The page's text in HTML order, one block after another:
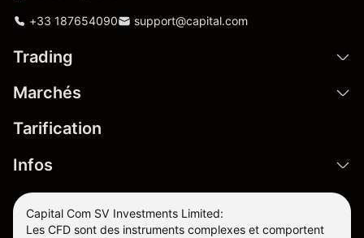
+33 187654090 support@capital.com
Trading
Marchés
Tarification
Infos
Capital Com SV Investments Limited:
Les CFD sont des instruments complexes et comportent